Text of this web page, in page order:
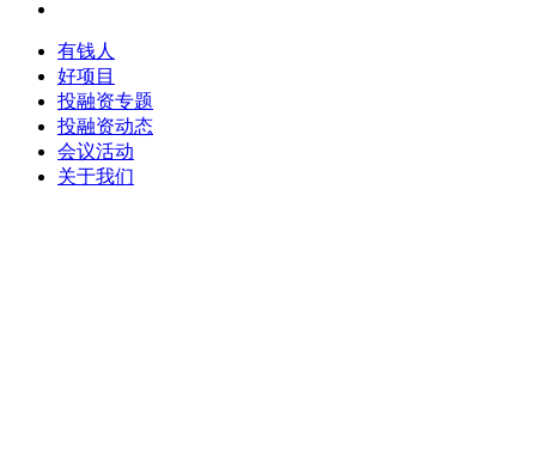
有钱人
好项目
投融资专题
投融资动态
会议活动
关于我们